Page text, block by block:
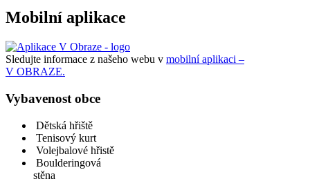
Mobilní aplikace
Sledujte informace z našeho webu v mobilní aplikaci –
V OBRAZE.
Vybavenost obce
Dětská hřiště
Tenisový kurt
Volejbalové hřistě
Boulderingová
stěna